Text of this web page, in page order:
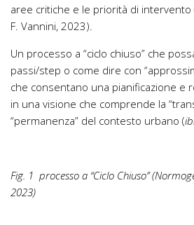
aree critiche e le priorità di
F. Vannini, 2023).
Un processo a “ciclo chiuso” che
passi/step o come dire con
che consentano una pianificazione e
in una visione che comprende la
“permanenza” del contesto urbano (
Fig. 1 processo a “Ciclo Chiuso”
2023)